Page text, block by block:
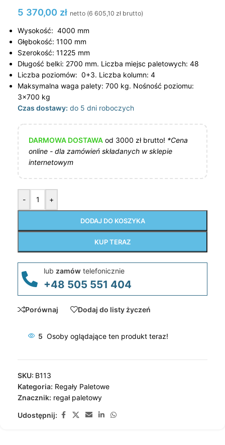
5 370,00 zł netto (6 605,10 zł brutto)
Wysokość: 4000 mm
Głębokość: 1100 mm
Szerokość: 11225 mm
Długość belki: 2700 mm. Liczba miejsc paletowych: 48
Liczba poziomów: 0+3. Liczba kolumn: 4
Maksymalna waga palety: 700 kg. Nośność poziomu:
3×700 kg
Czas dostawy: do 5 dni roboczych
DARMOWA DOSTAWA od 3000 zł brutto! *Cena
online - dla zamówień składanych w sklepie
internetowym
- +
DODAJ DO KOSZYKA
KUP TERAZ
lub zamów telefonicznie
+48 505 551 404
Porównaj Dodaj do listy życzeń
5 Osoby oglądające ten produkt teraz!
SKU: B113
Kategoria: Regały Paletowe
Znacznik: regał paletowy
Udostępnij: